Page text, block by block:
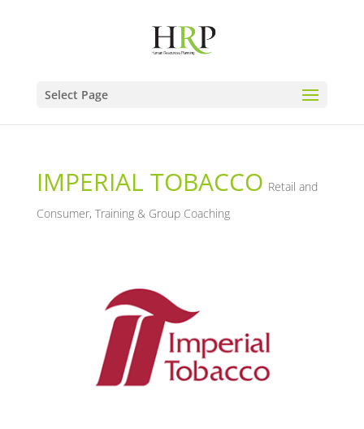
Select Page
IMPERIAL TOBACCO Retail and
Consumer, Training & Group Coaching